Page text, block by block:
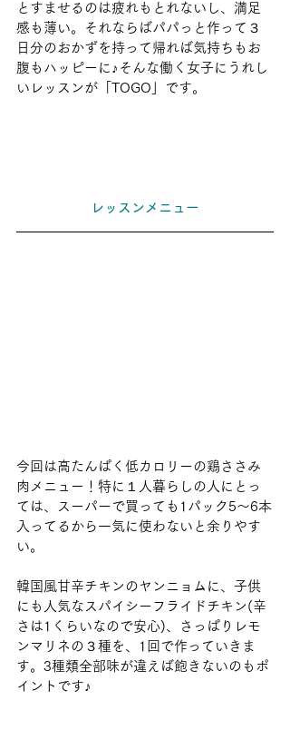
とすませるのは疲れもとれないし、満足
感も薄い。それならばパパっと作って３
日分のおかずを持って帰れば気持ちもお
腹もハッピーに♪そんな働く女子にうれし
いレッスンが「TOGO」です。
レッスンメニュー
今回は高たんぱく低カロリーの鶏ささみ
肉メニュー！特に１人暮らしの人にとっ
ては、スーパーで買っても1パック5～6本
入ってるから一気に使わないと余りやす
い。
韓国風甘辛チキンのヤンニョムに、子供
にも人気なスパイシーフライドチキン(辛
さは1くらいなので安心)、さっぱりレモ
ンマリネの３種を、1回で作っていきま
す。3種類全部味が違えば飽きないのもポ
イントです♪